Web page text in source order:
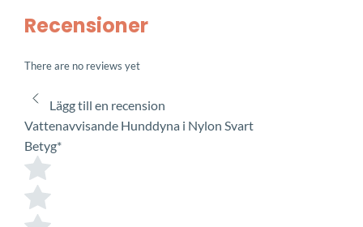
Recensioner
There are no reviews yet
Lägg till en recension
Vattenavvisande Hunddyna i Nylon Svart
Betyg*